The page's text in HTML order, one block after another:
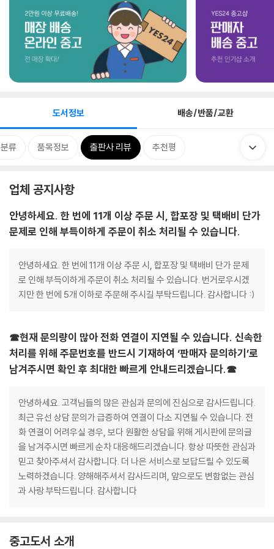
도서정보 배송/반품/교환
류 품목정보 출판사 리뷰 추천평
업체 공지사항
안녕하세요. 한 번에 11개 이상 주문 시, 합포장 및 택배비 단가
문제로 인해 부득이하게 주문이 취소 처리될 수 있습니다.
안녕하세요. 한 번에 11개 이상 주문 시, 합포장 및 택배비 단가 문제
로 인해 부득이하게 주문이 취소 처리될 수 있습니다. 번거로우시겠
지만 한 번에 5개 이하로 주문해 주시길 부탁드립니다. 감사합니다 :)
☎현재 문의량이 많아 전화 연결이 지연될 수 있습니다. 신속한
처리를 위해 주문번호를 반드시 기재하여 ‘판매자 문의하기’로
남겨주시면 확인 후 최대한 빠르게 안내드리겠습니다.☎
안녕하세요. 고객님들의 많은 관심과 문의에 진심으로 감사드립니다.
최근 유선 상담 문의가 급증하여 연결이 다소 지연될 수 있습니다. 전
화 연결이 어려우실 경우, 보다 원활한 상담을 위해 게시판에 문의글
을 남겨주시면 빠르게 순차 대응해드리겠습니다. 항상 따뜻한 관심과
믿고 찾아주셔서 감사합니다. 더 나은 서비스로 보답드릴 수 있도록
노력하겠습니다. 양해해주셔서 감사드리며, 앞으로도 변함없는 관심
과 사랑 부탁드립니다. 감사합니다
중고도서 소개